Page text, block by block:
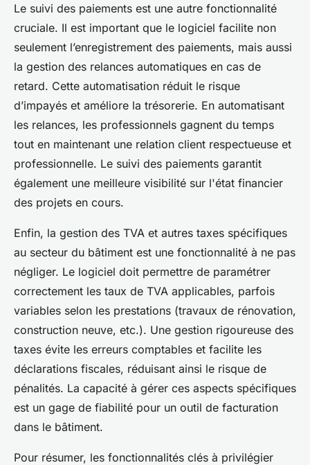
Le suivi des paiements est une autre fonctionnalité
cruciale. Il est important que le logiciel facilite non
seulement l’enregistrement des paiements, mais aussi
la gestion des relances automatiques en cas de
retard. Cette automatisation réduit le risque
d’impayés et améliore la trésorerie. En automatisant
les relances, les professionnels gagnent du temps
tout en maintenant une relation client respectueuse et
professionnelle. Le suivi des paiements garantit
également une meilleure visibilité sur l'état financier
des projets en cours.
Enfin, la gestion des TVA et autres taxes spécifiques
au secteur du bâtiment est une fonctionnalité à ne pas
négliger. Le logiciel doit permettre de paramétrer
correctement les taux de TVA applicables, parfois
variables selon les prestations (travaux de rénovation,
construction neuve, etc.). Une gestion rigoureuse des
taxes évite les erreurs comptables et facilite les
déclarations fiscales, réduisant ainsi le risque de
pénalités. La capacité à gérer ces aspects spécifiques
est un gage de fiabilité pour un outil de facturation
dans le bâtiment.
Pour résumer, les fonctionnalités clés à privilégier